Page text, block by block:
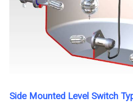
Side Mounted Level Switch